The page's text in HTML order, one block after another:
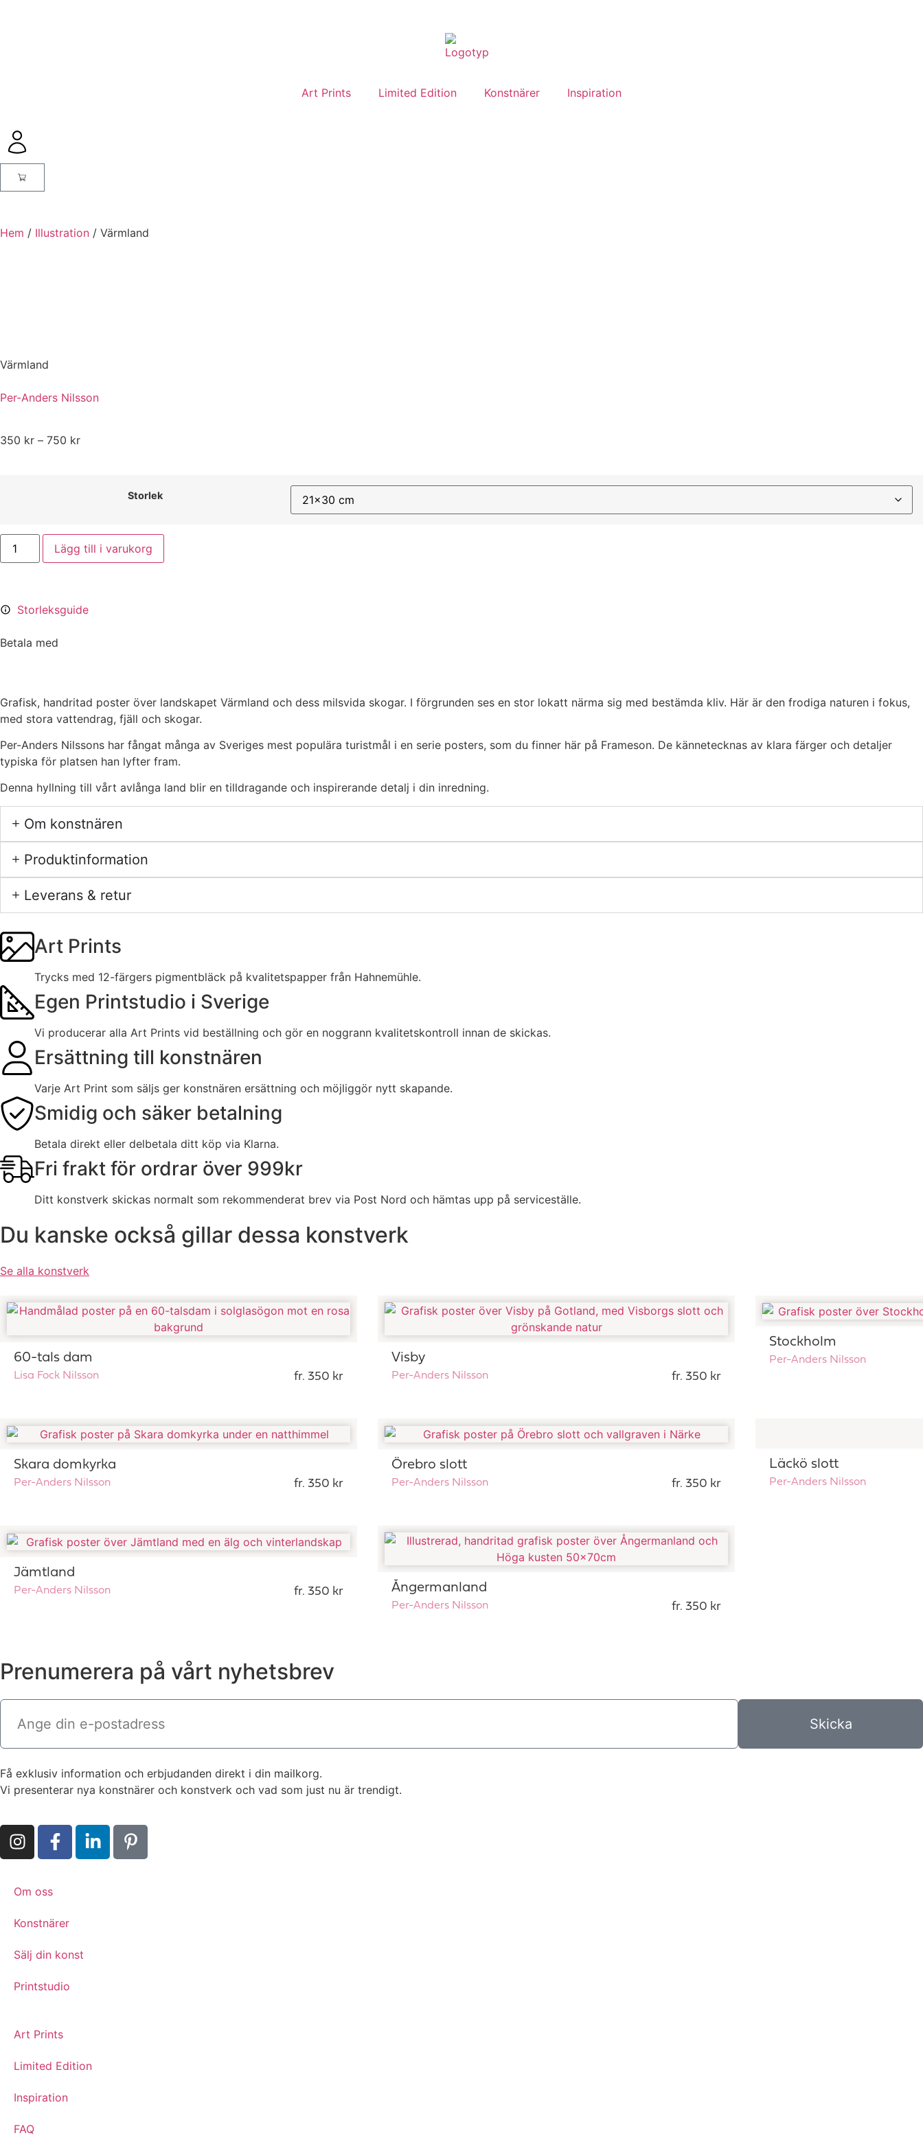
Art Prints Limited Edition Konstnärer Inspiration
Hem / Illustration / Värmland
Värmland
Per-Anders Nilsson
350 kr – 750 kr
Storlek
Lägg till i varukorg
Storleksguide
Betala med
Grafisk, handritad poster över landskapet Värmland och dess milsvida skogar. I förgrunden ses en stor lokatt närma sig med bestämda kliv. Här är den frodiga naturen i fokus,
med stora vattendrag, fjäll och skogar.
Per-Anders Nilssons har fångat många av Sveriges mest populära turistmål i en serie posters, som du finner här på Frameson. De kännetecknas av klara färger och detaljer
typiska för platsen han lyfter fram.
Denna hyllning till vårt avlånga land blir en tilldragande och inspirerande detalj i din inredning.
Om konstnären
Produktinformation
Leverans & retur
Art Prints
Trycks med 12-färgers pigmentbläck på kvalitetspapper från Hahnemühle.
Egen Printstudio i Sverige
Vi producerar alla Art Prints vid beställning och gör en noggrann kvalitetskontroll innan de skickas.
Ersättning till konstnären
Varje Art Print som säljs ger konstnären ersättning och möjliggör nytt skapande.
Smidig och säker betalning
Betala direkt eller delbetala ditt köp via Klarna.
Fri frakt för ordrar över 999kr
Ditt konstverk skickas normalt som rekommenderat brev via Post Nord och hämtas upp på serviceställe.
Du kanske också gillar dessa konstverk
Se alla konstverk
60-tals dam
Lisa Fock Nilsson fr. 350 kr
Visby
Per-Anders Nilsson fr. 350 kr
Stockholm
Per-Anders Nilsson
Skara domkyrka
Per-Anders Nilsson fr. 350 kr
Örebro slott
Per-Anders Nilsson fr. 350 kr
Läckö slott
Per-Anders Nilsson
Jämtland
Per-Anders Nilsson fr. 350 kr Ångermanland
Per-Anders Nilsson fr. 350 kr
Prenumerera på vårt nyhetsbrev
Skicka
Få exklusiv information och erbjudanden direkt i din mailkorg.
Vi presenterar nya konstnärer och konstverk och vad som just nu är trendigt.
Om oss
Konstnärer
Sälj din konst
Printstudio
Art Prints
Limited Edition
Inspiration
FAQ